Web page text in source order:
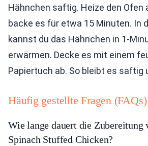
Hähnchen saftig. Heize den Ofen
backe es für etwa 15 Minuten. In
kannst du das Hähnchen in 1-
erwärmen. Decke es mit einem
Papiertuch ab. So bleibt es saftig
Häufig gestellte Fragen (FAQs)
Wie lange dauert die Zubereitung
Spinach Stuffed Chicken?